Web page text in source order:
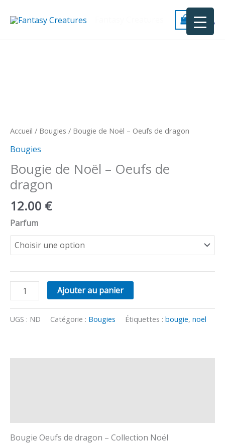
Accueil / Bougies / Bougie de Noël – Oeufs de dragon
Bougies
Bougie de Noël – Oeufs de
dragon
12.00 €
Parfum
Oeufs
dragon
Ajouter au panier
UGS : ND Catégorie : Bougies Étiquettes : bougie, noel
Bougie Oeufs de dragon – Collection Noël